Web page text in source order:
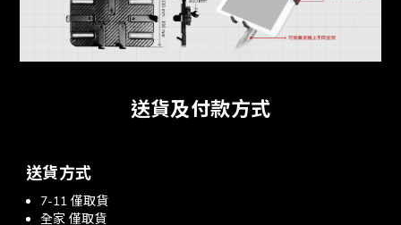
送貨及付款方式
送貨方式
7-11 僅取貨
全家 僅取貨